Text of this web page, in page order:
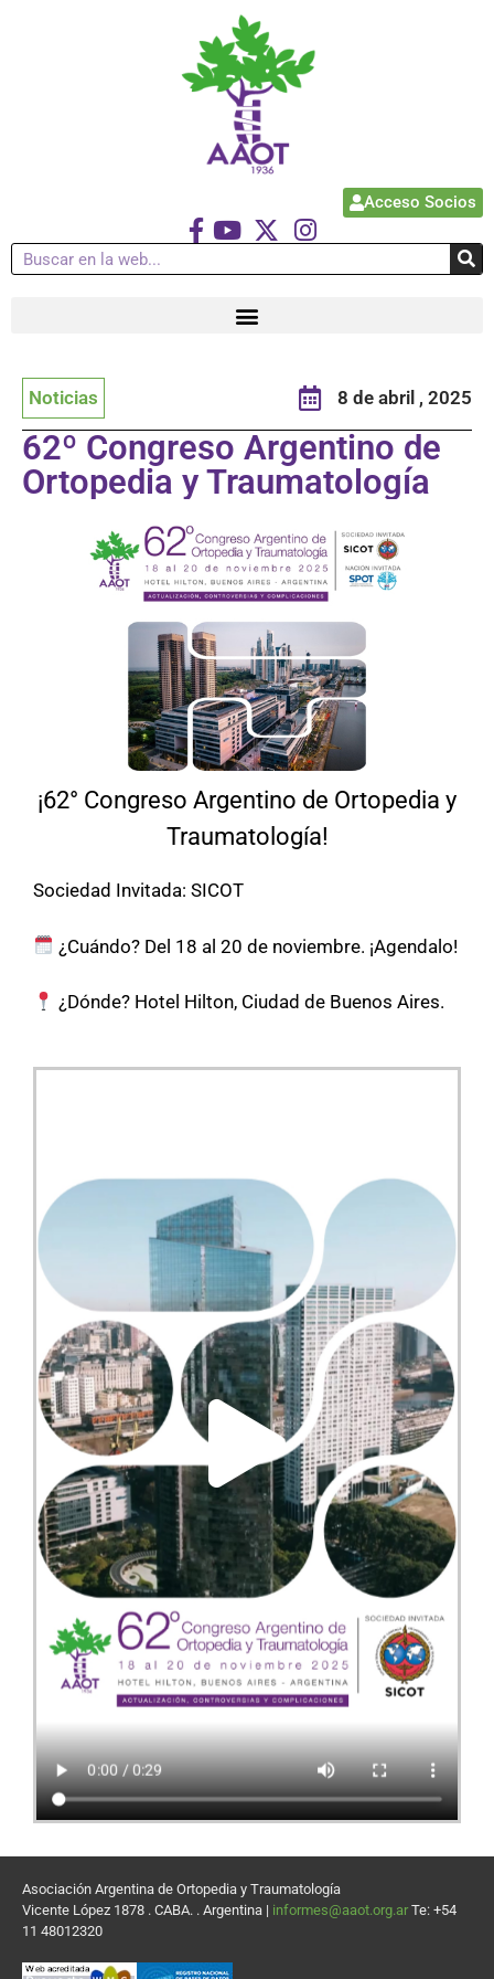
Acceso Socios
Noticias 8 de abril , 2025
62º Congreso Argentino de
Ortopedia y Traumatología
¡62° Congreso Argentino de Ortopedia y
Traumatología!
Sociedad Invitada: SICOT
¿Cuándo? Del 18 al 20 de noviembre. ¡Agendalo!
¿Dónde? Hotel Hilton, Ciudad de Buenos Aires.
Asociación Argentina de Ortopedia y Traumatología
Vicente López 1878 . CABA. . Argentina | informes@aaot.org.ar Te: +54
11 48012320